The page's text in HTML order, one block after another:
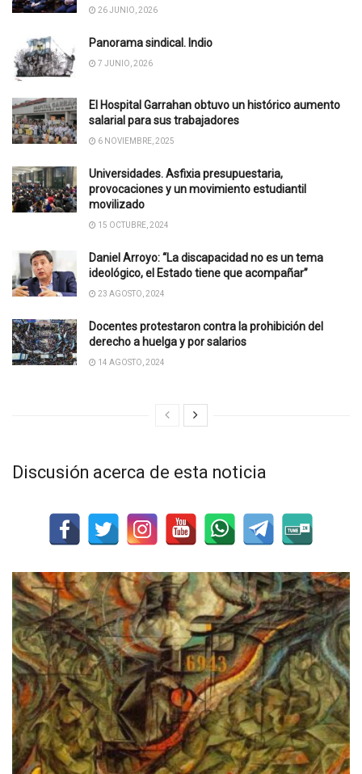
26 JUNIO, 2026
Panorama sindical. Indio
7 JUNIO, 2026
El Hospital Garrahan obtuvo un histórico aumento
salarial para sus trabajadores
6 NOVIEMBRE, 2025
Universidades. Asfixia presupuestaria,
provocaciones y un movimiento estudiantil
movilizado
15 OCTUBRE, 2024
Daniel Arroyo: “La discapacidad no es un tema
ideológico, el Estado tiene que acompañar”
23 AGOSTO, 2024
Docentes protestaron contra la prohibición del
derecho a huelga y por salarios
14 AGOSTO, 2024
Discusión acerca de esta noticia